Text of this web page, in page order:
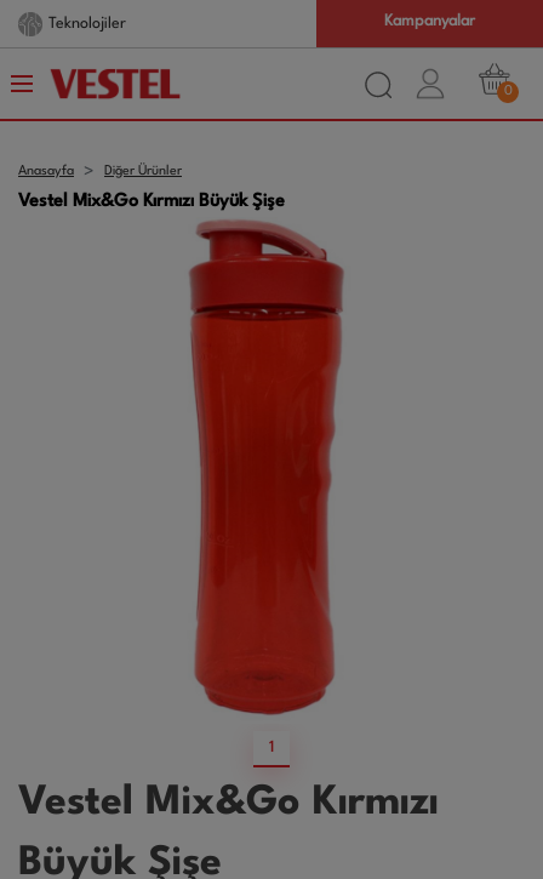
Teknolojiler Kampanyalar
0
Anasayfa Diğer Ürünler
Vestel Mix&Go Kırmızı Büyük Şişe
1
Vestel Mix&Go Kırmızı
Büyük Şişe